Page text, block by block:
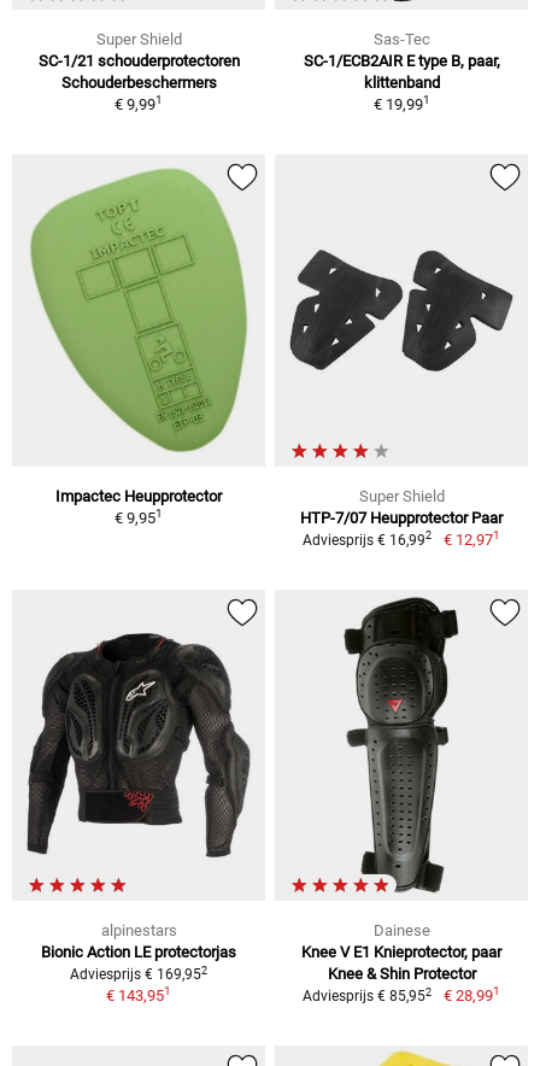
Super Shield
SC-1/21 schouderprotectoren
Schouderbeschermers
€ 9,991
Sas-Tec
SC-1/ECB2AIR E type B, paar,
klittenband
€ 19,991
Impactec Heupprotector
€ 9,951
Super Shield
HTP-7/07 Heupprotector Paar
Adviesprijs € 16,992 € 12,971
alpinestars
Bionic Action LE protectorjas
Adviesprijs € 169,952
€ 143,951
Dainese
Knee V E1 Knieprotector, paar
Knee & Shin Protector
Adviesprijs € 85,952 € 28,991